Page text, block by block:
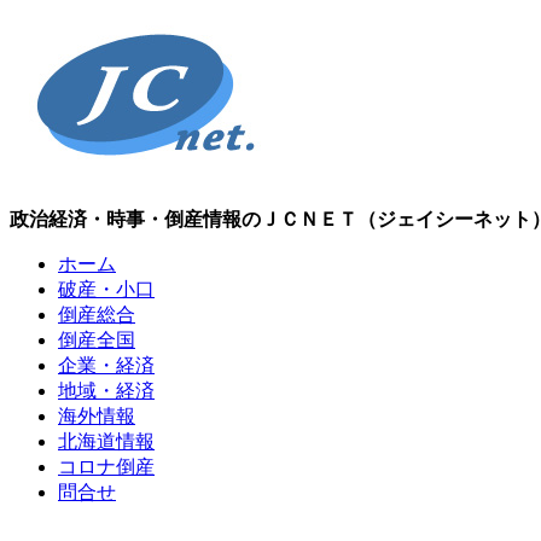
政治経済・時事・倒産情報のＪＣＮＥＴ（ジェイシーネット）
ホーム
破産・小口
倒産総合
倒産全国
企業・経済
地域・経済
海外情報
北海道情報
コロナ倒産
問合せ